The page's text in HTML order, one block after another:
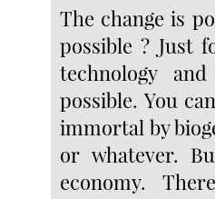
The change is
possible ? Just
technology
possible. You
immortal by
or whatever.
economy.